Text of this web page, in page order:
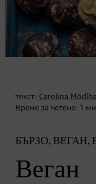
текст: Carolina
Време за четене: 1
БЪРЗО, ВЕГАН,
Веган